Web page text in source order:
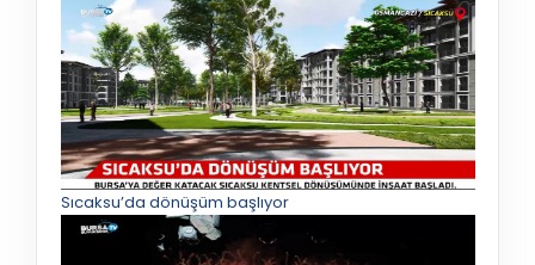
Sıcaksu’da dönüşüm başlıyor